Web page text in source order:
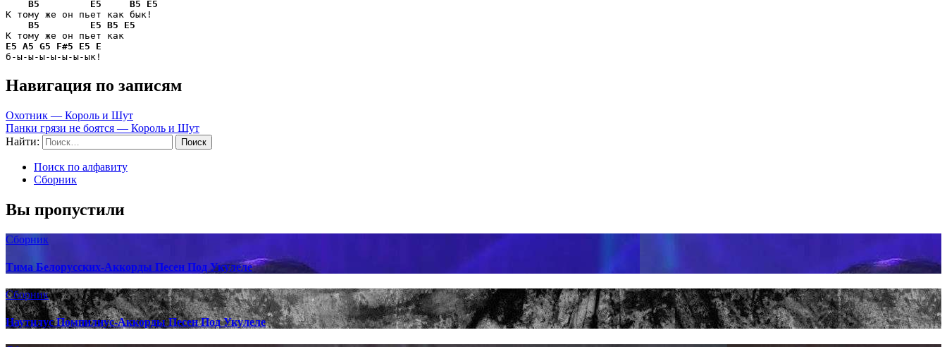
B5
E5 B5
E5
К тому же он пьет как бык!
B5
E5 B5
E5
E5 A5 G5 F#5 E5
E
б-ы-ы-ы-ы-ы-ы-ык!
Навигация по записям
Охотник — Король и Шут
Панки грязи не боятся — Король и Шут
Найти:
Поиск по алфавиту
Сборник
Вы пропустили
Сборник
Тима Белорусских-Аккорды Песен Под Укулеле
Сборник
Наутилус Помпилиус-Аккорды Песен Под Укулеле